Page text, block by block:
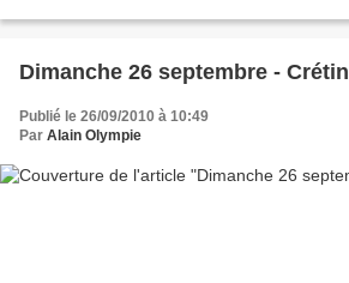
Dimanche 26 septembre - Crétin
Publié le 26/09/2010 à 10:49
Par Alain Olympie